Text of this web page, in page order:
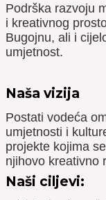
Podrška razvoju
i kreativnog
Bugojnu, ali i
umjetnost.
Naša vizija
Postati vodeća
umjetnosti i
projekte kojima
njihovo kreativno
Naši ciljevi: